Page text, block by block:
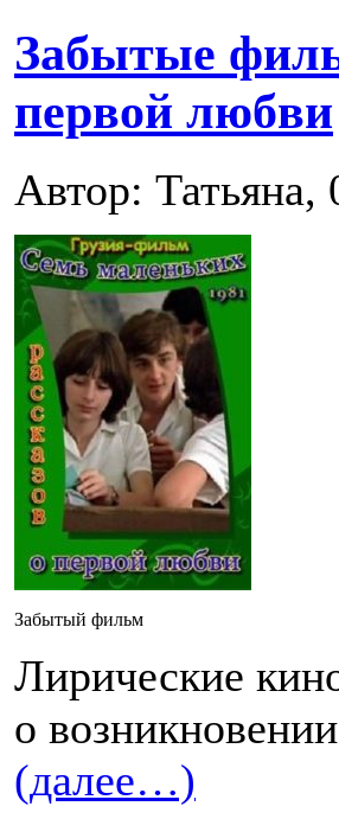
Забытые
первой любви
Автор: Татьяна,
Забытый фильм
Лирические
о
(далее…)